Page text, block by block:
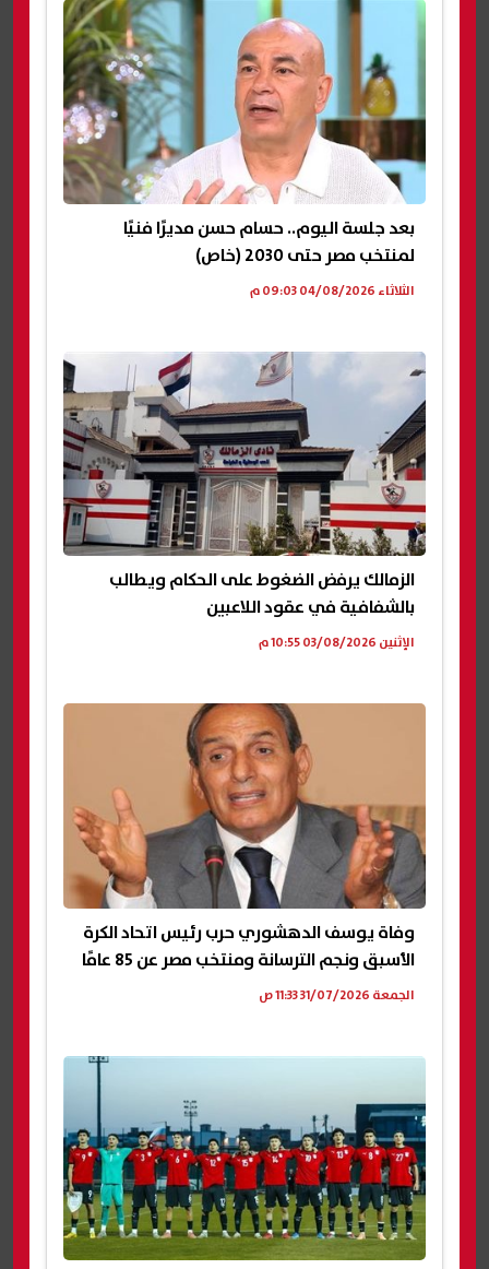
بعد جلسة اليوم.. حسام حسن مديرًا فنيًا
لمنتخب مصر حتى 2030 (خاص)
الثلاثاء 04/08/2026 09:03 م
الزمالك يرفض الضغوط على الحكام ويطالب
بالشفافية في عقود اللاعبين
الإثنين 03/08/2026 10:55 م
وفاة يوسف الدهشوري حرب رئيس اتحاد الكرة
الأسبق ونجم الترسانة ومنتخب مصر عن 85 عامًا
الجمعة 31/07/2026 11:33 ص